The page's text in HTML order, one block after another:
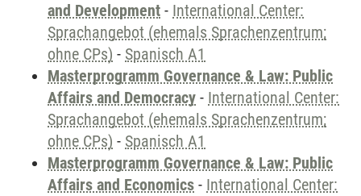
and Development - International Center:
Sprachangebot (ehemals Sprachenzentrum;
ohne CPs) - Spanisch A1
Masterprogramm Governance & Law: Public
Affairs and Democracy - International Center:
Sprachangebot (ehemals Sprachenzentrum;
ohne CPs) - Spanisch A1
Masterprogramm Governance & Law: Public
Affairs and Economics - International Center: